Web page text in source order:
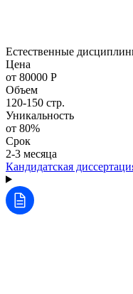
Естественные
Цена
от 80000 Р
Объем
120-150 стр.
Уникальность
от 80%
Срок
2-3 месяца
Кандидатская